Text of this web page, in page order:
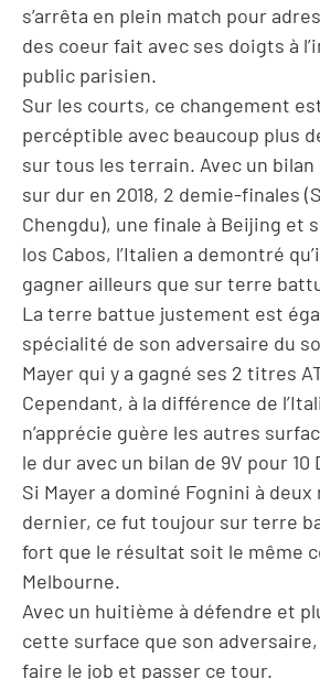
s’arrêta en plein match pour
des coeur fait avec ses doigts à
public parisien.
Sur les courts, ce changement
percéptible avec beaucoup plus
sur tous les terrain. Avec un bilan
sur dur en 2018, 2 demie-finales
Chengdu), une finale à Beijing et
los Cabos, l’Italien a demontré
gagner ailleurs que sur terre
La terre battue justement est
spécialité de son adversaire du
Mayer qui y a gagné ses 2 titres
Cependant, à la différence de
n’apprécie guère les autres
le dur avec un bilan de 9V pour 10
Si Mayer a dominé Fognini à deux
dernier, ce fut toujour sur terre
fort que le résultat soit le même
Melbourne.
Avec un huitième à défendre et
cette surface que son
faire le job et passer ce tour.